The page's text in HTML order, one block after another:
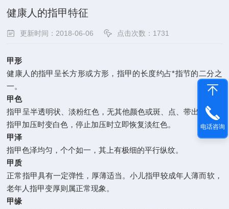
健康人的指甲特征
更新时间：2018-06-06 点击次数：1731
甲形
健康人的指甲呈长方形或方形，指甲的长度约占*指节的二分之
一。
甲色
指甲呈半透明状、淡粉红色，无其他颜色或斑、点、带出现。向
指甲加压时变白色，停止加压时立即恢复淡红色。
甲泽
指甲色泽均匀，个个如一，其上有极细的平行纵纹。
甲质
正常指甲具有一定弹性，厚薄适当。小儿指甲较成年人薄而软，
老年人指甲变厚则属正常现象。
甲缘
电话咨询